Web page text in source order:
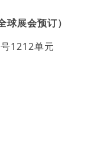
展会预订）
1212单元